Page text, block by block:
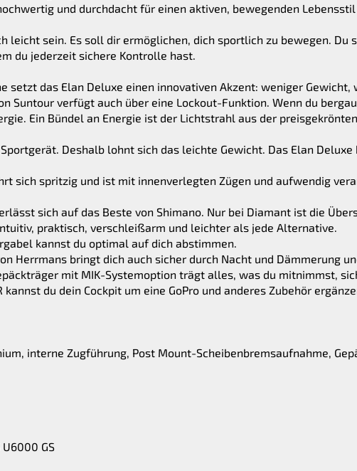
und durchdacht für einen aktiven, bewegenden Lebensstil
leicht sein. Es soll dir ermöglichen, dich sportlich zu bewegen. Du
du jederzeit sichere Kontrolle hast.
setzt das Elan Deluxe einen innovativen Akzent: weniger
Suntour verfügt auch über eine Lockout-Funktion. Wenn du
Ein Bündel an Energie ist der Lichtstrahl aus der
Deshalb lohnt sich das leichte Gewicht. Das Elan
sich spritzig und ist mit innenverlegten Zügen und aufwendig
sich auf das Beste von Shimano. Nur bei Diamant ist die
praktisch, verschleißarm und leichter als jede Alternative.
kannst du optimal auf dich abstimmen.
Herrmans bringt dich auch sicher durch Nacht und Dämmerung
mit MIK-Systemoption trägt alles, was du mitnimmst,
du dein Cockpit um eine GoPro und anderes Zubehör
interne Zugführung, Post Mount-Scheibenbremsaufnahme,
U6000 GS